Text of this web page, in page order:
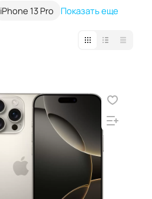
iPhone 13 Pro Показать еще